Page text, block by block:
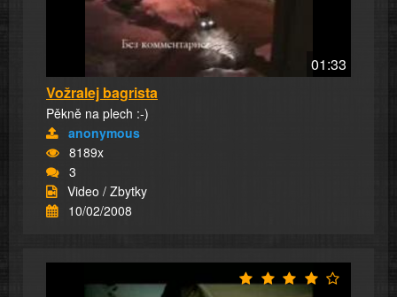
01:33
Vožralej bagrista
Pěkně na plech :-)
anonymous
8189x
3
Video / Zbytky
10/02/2008